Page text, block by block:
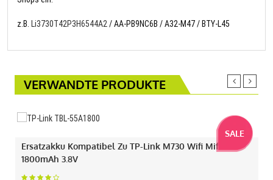
z.B. Li3730T42P3H6544A2/ AA-PB9NC6B / A32-M47 / BTY-L45
VERWANDTE PRODUKTE
SALE
Ersatzakku Kompatibel Zu TP-Link M730 Wifi Mifi Mit
1800mAh 3.8V